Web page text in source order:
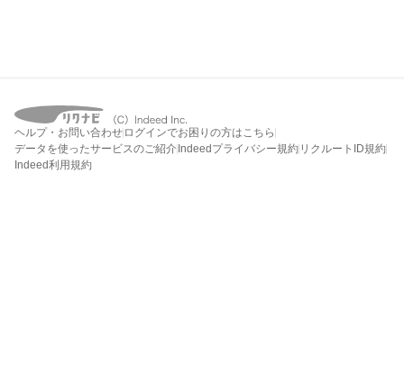
ヘルプ・お問い合わせ ログインでお困りの方はこちら
データを使ったサービスのご紹介 Indeedプライバシー規約 リクルートID規約
Indeed利用規約